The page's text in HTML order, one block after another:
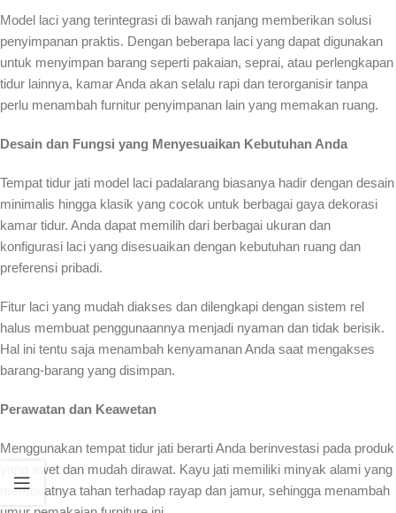
Model laci yang terintegrasi di bawah ranjang memberikan solusi
penyimpanan praktis. Dengan beberapa laci yang dapat digunakan
untuk menyimpan barang seperti pakaian, seprai, atau perlengkapan
tidur lainnya, kamar Anda akan selalu rapi dan terorganisir tanpa
perlu menambah furnitur penyimpanan lain yang memakan ruang.
Desain dan Fungsi yang Menyesuaikan Kebutuhan Anda
Tempat tidur jati model laci padalarang biasanya hadir dengan desain
minimalis hingga klasik yang cocok untuk berbagai gaya dekorasi
kamar tidur. Anda dapat memilih dari berbagai ukuran dan
konfigurasi laci yang disesuaikan dengan kebutuhan ruang dan
preferensi pribadi.
Fitur laci yang mudah diakses dan dilengkapi dengan sistem rel
halus membuat penggunaannya menjadi nyaman dan tidak berisik.
Hal ini tentu saja menambah kenyamanan Anda saat mengakses
barang-barang yang disimpan.
Perawatan dan Keawetan
Menggunakan tempat tidur jati berarti Anda berinvestasi pada produk
yang awet dan mudah dirawat. Kayu jati memiliki minyak alami yang
membuatnya tahan terhadap rayap dan jamur, sehingga menambah